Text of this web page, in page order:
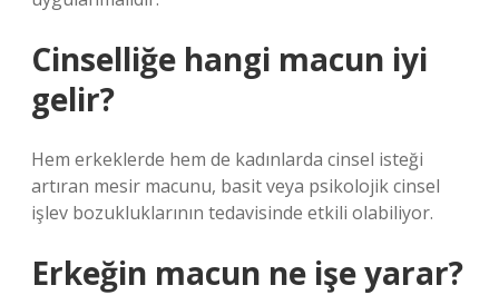
Cinselliğe hangi macun iyi
gelir?
Hem erkeklerde hem de kadınlarda cinsel isteği
artıran mesir macunu, basit veya psikolojik cinsel
işlev bozukluklarının tedavisinde etkili olabiliyor.
Erkeğin macun ne işe yarar?